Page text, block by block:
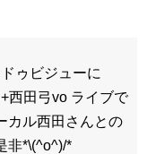
ゥビジューに
西田弓vo ライブで
カル西田さんとの
非*\(^o^)/*